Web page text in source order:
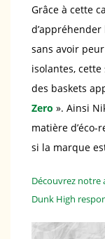
Grâce à cette
sans avoir
isolantes,
des baskets
Zero ». Ainsi
matière
si la marque
Découvrez notre
Dunk High